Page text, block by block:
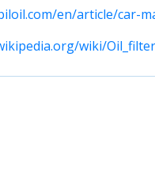
en/article/car-
wiki/Oil_filter